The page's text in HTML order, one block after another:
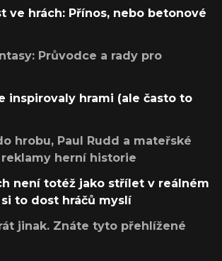
ve hrách: Přínos, nebo betonové
Průvodce a rady pro
inspirovaly hrami (ale často to
hrobu, Paul Rudd a mateřské
herní historie
není totéž jako střílet v reálném
to dost hráčů myslí
jinak. Znáte tyto přehlížené